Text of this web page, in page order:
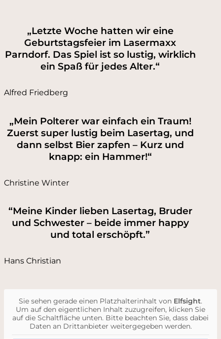
„Letzte Woche hatten wir eine
Geburtstagsfeier im Lasermaxx
Parndorf. Das Spiel ist so lustig, wirklich
ein Spaß für jedes Alter.“
Alfred Friedberg
„Mein Polterer war einfach ein Traum!
Zuerst super lustig beim Lasertag, und
dann selbst Bier zapfen – Kurz und
knapp: ein Hammer!“
Christine Winter
“Meine Kinder lieben Lasertag, Bruder
und Schwester – beide immer happy
und total erschöpft.”
Hans Christian
Sie sehen gerade einen Platzhalterinhalt von Elfsight.
Um auf den eigentlichen Inhalt zuzugreifen, klicken Sie
auf die Schaltfläche unten. Bitte beachten Sie, dass dabei
Daten an Drittanbieter weitergegeben werden.